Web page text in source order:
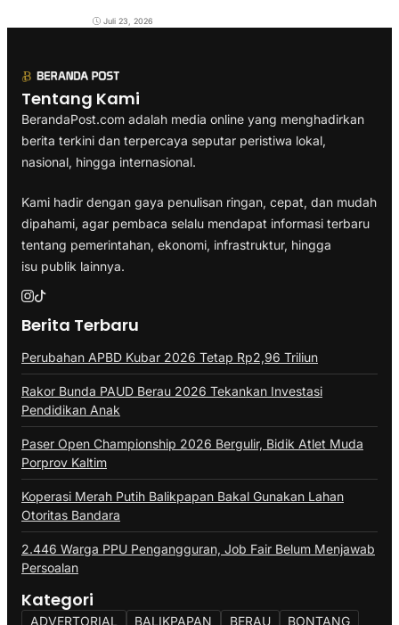
Juli 23, 2026
Tentang Kami
BerandaPost.com adalah media online yang menghadirkan
berita terkini dan terpercaya seputar peristiwa lokal,
nasional, hingga internasional.
Kami hadir dengan gaya penulisan ringan, cepat, dan mudah
dipahami, agar pembaca selalu mendapat informasi terbaru
tentang pemerintahan, ekonomi, infrastruktur, hingga
isu publik lainnya.
Berita Terbaru
Perubahan APBD Kubar 2026 Tetap Rp2,96 Triliun
Rakor Bunda PAUD Berau 2026 Tekankan Investasi
Pendidikan Anak
Paser Open Championship 2026 Bergulir, Bidik Atlet Muda
Porprov Kaltim
Koperasi Merah Putih Balikpapan Bakal Gunakan Lahan
Otoritas Bandara
2.446 Warga PPU Pengangguran, Job Fair Belum Menjawab
Persoalan
Kategori
ADVERTORIAL BALIKPAPAN BERAU BONTANG